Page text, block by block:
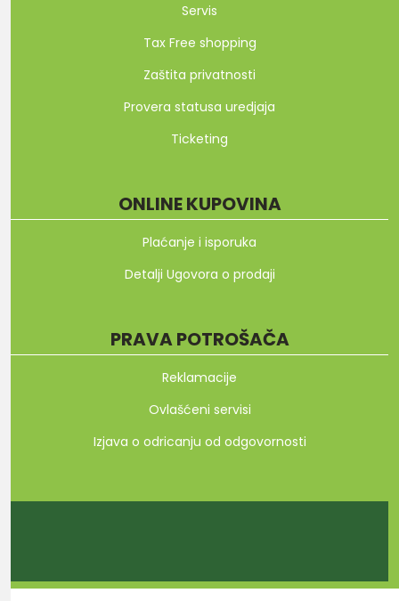
Servis
Tax Free shopping
Zaštita privatnosti
Provera statusa uredjaja
Ticketing
ONLINE KUPOVINA
Plaćanje i isporuka
Detalji Ugovora o prodaji
PRAVA POTROŠAČA
Reklamacije
Ovlašćeni servisi
Izjava o odricanju od odgovornosti